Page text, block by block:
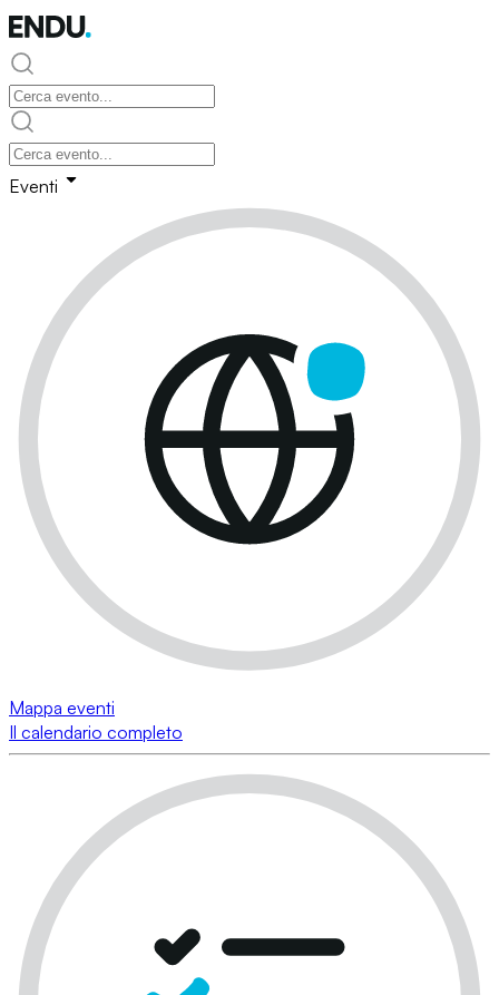
Eventi
Mappa eventi
Il calendario completo